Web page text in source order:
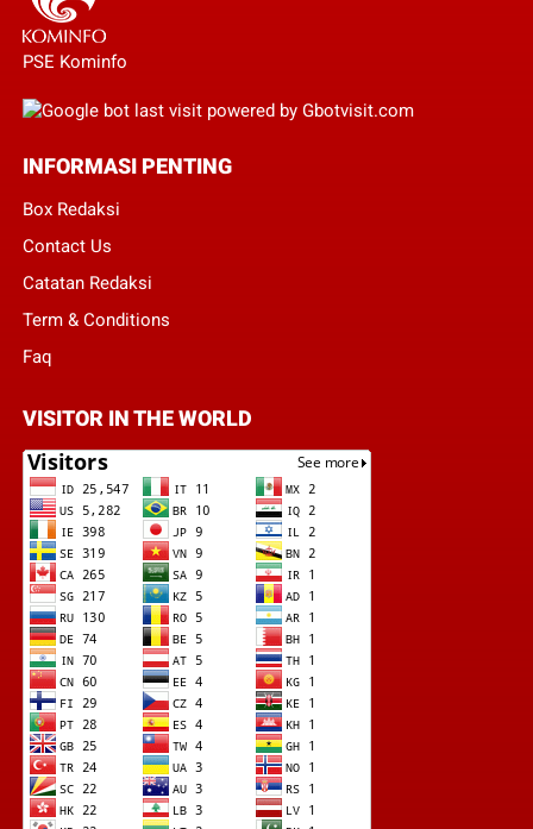
PSE Kominfo
INFORMASI PENTING
Box Redaksi
Contact Us
Catatan Redaksi
Term & Conditions
Faq
VISITOR IN THE WORLD